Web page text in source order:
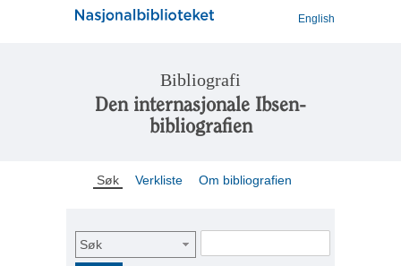
English
Bibliografi
Den internasjonale Ibsen-
bibliografien
Søk Verkliste Om bibliografien
Søk